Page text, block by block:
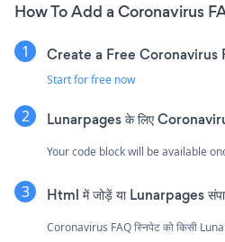
How To Add a Coronavirus
Create a Free Coronavirus
Start for free now
Lunarpages के लिए
Your code block will be available
Html में जोड़ें या Lunarpages
Coronavirus FAQ स्निपेट को किसी